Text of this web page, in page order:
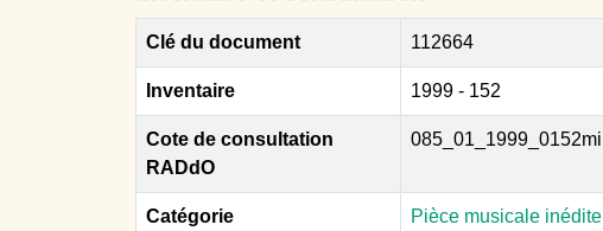
Clé du document 112664
Inventaire 1999 - 152
Cote de consultation
RADdO
085_01_1999_0152mi
Catégorie Pièce musicale inédite